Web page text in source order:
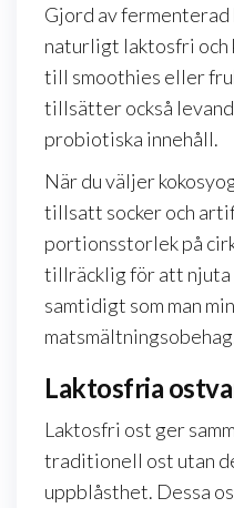
Gjord av fermenterad
naturligt laktosfri och
till smoothies eller
tillsätter också
probiotiska innehåll.
När du väljer
tillsatt socker och
portionsstorlek på
tillräcklig för att njuta
samtidigt som man
Laktosfria
Laktosfri ost ger
traditionell ost utan
uppblåsthet. Dessa